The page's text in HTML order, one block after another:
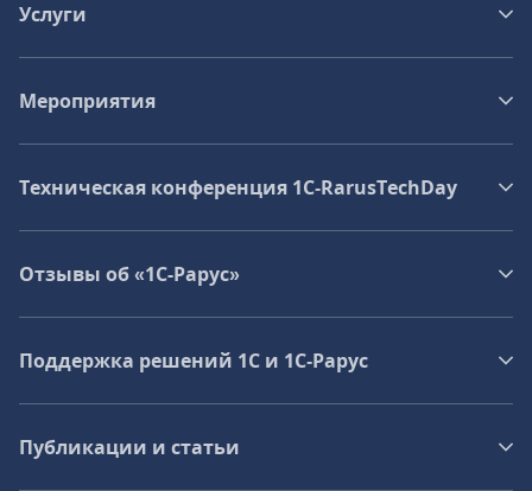
Услуги
Мероприятия
Техническая конференция 1C‑RarusTechDay
Отзывы об «1С-Рарус»
Поддержка решений 1С и 1С‑Рарус
Публикации и статьи